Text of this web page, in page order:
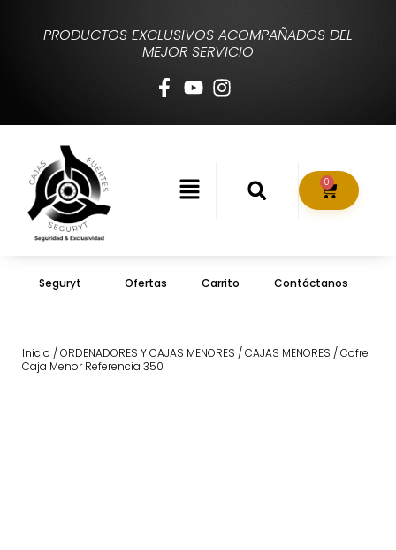
PRODUCTOS EXCLUSIVOS ACOMPAÑADOS DEL
MEJOR SERVICIO
0
Seguryt Ofertas Carrito Contáctanos
Inicio /ORDENADORES Y CAJAS MENORES /CAJAS MENORES / Cofre
Caja Menor Referencia 350